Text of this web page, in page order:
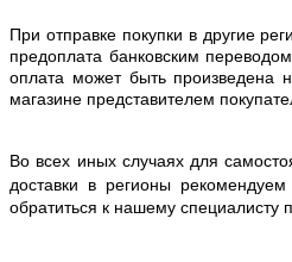
При отправке покупки в другие
предоплата банковским
оплата может быть произведена
магазине представителем
Во всех иных случаях для
доставки в регионы рекомендуем
обратиться к нашему специалисту